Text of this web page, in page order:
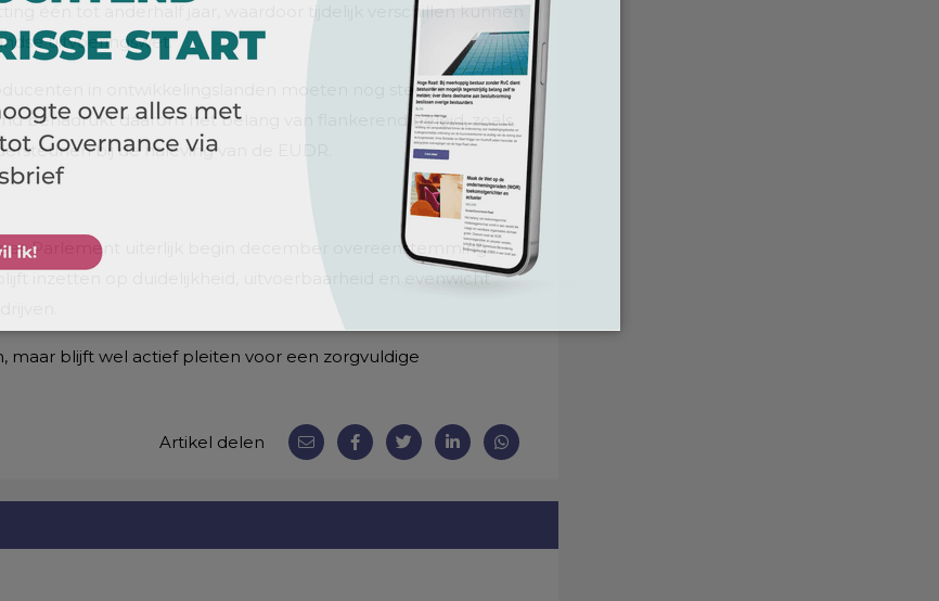
één tot anderhalf jaar, waardoor tijdelijk verschillen kunnen
uitvoeringswet.
in ontwikkelingslanden moeten nog steeds
benadrukt daarom het belang van flankerend beleid, zoals
bij de naleving van de EUDR.
Parlement uiterlijk begin december overeenstemming
inzetten op duidelijkheid, uitvoerbaarheid en evenwicht
maar blijft wel actief pleiten voor een zorgvuldige
Artikel delen